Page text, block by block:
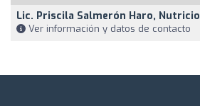
Lic. Priscila Salmerón Haro,
Ver información y datos de contacto